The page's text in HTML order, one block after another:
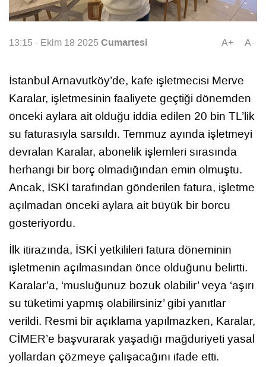
13:15 - Ekim 18 2025Cumartesi A+ A-
İstanbul Arnavutköy’de, kafe işletmecisi Merve
Karalar, işletmesinin faaliyete geçtiği dönemden
önceki aylara ait olduğu iddia edilen 20 bin TL’lik
su faturasıyla sarsıldı. Temmuz ayında işletmeyi
devralan Karalar, abonelik işlemleri sırasında
herhangi bir borç olmadığından emin olmuştu.
Ancak, İSKİ tarafından gönderilen fatura, işletme
açılmadan önceki aylara ait büyük bir borcu
gösteriyordu.
İlk itirazında, İSKİ yetkilileri fatura döneminin
işletmenin açılmasından önce olduğunu belirtti.
Karalar’a, ‘musluğunuz bozuk olabilir’ veya ‘aşırı
su tüketimi yapmış olabilirsiniz’ gibi yanıtlar
verildi. Resmi bir açıklama yapılmazken, Karalar,
CİMER’e başvurarak yaşadığı mağduriyeti yasal
yollardan çözmeye çalışacağını ifade etti.